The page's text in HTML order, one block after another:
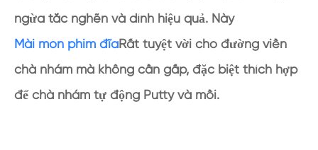
ngừa tắc nghẽn và dính hiệu quả. Này
Mài mòn phim đĩaRất tuyệt vời cho đường viền
chà nhám mà không cần gấp, đặc biệt thích hợp
để chà nhám tự động Putty và mồi.